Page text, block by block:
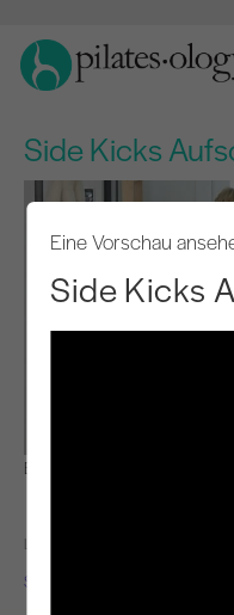
Side Kicks
Eine Vorschau
Side Kicks
Beobachten & Lernen
LEHRER
Sonje Mayo